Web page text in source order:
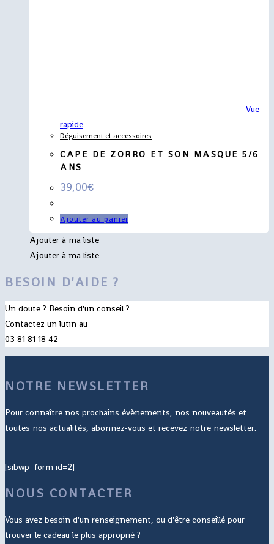
Vue
rapide
Déguisement et accessoires
CAPE DE ZORRO ET SON MASQUE 5/6
ANS
39,00€
Ajouter au panier
Ajouter à ma liste
Ajouter à ma liste
BESOIN D'AIDE ?
Un doute ? Besoin d'un conseil ?
Contactez un lutin au
03 81 81 18 42
NOTRE NEWSLETTER
Pour connaître nos prochains évènements, nos nouveautés et
toutes nos actualités, abonnez-vous et recevez notre newsletter.
[sibwp_form id=2]
NOUS CONTACTER
Vous avez besoin d'un renseignement, ou d'être conseillé pour
trouver le cadeau le plus approprié ?